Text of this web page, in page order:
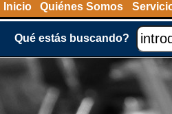
Inicio Quiénes Somos
Qué estás buscando?